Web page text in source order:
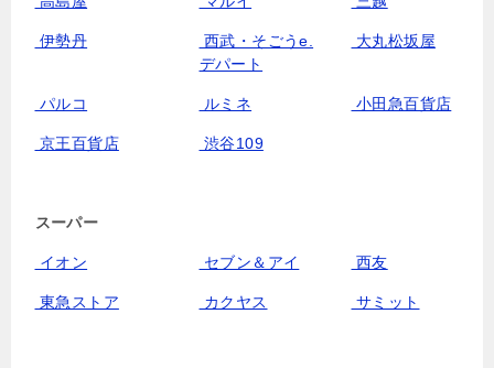
伊勢丹
西武・そごうe.
デパート
大丸松坂屋
パルコ ルミネ 小田急百貨店
京王百貨店 渋谷109
スーパー
イオン セブン＆アイ 西友
東急ストア カクヤス サミット